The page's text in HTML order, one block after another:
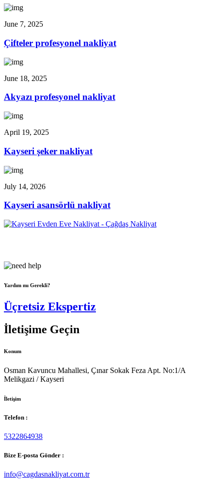
June 7, 2025
Çifteler profesyonel nakliyat
June 18, 2025
Akyazı profesyonel nakliyat
April 19, 2025
Kayseri şeker nakliyat
July 14, 2026
Kayseri asansörlü nakliyat
Yardım mı Gerekli?
Üçretsiz Ekspertiz
İletişime Geçin
Konum
Osman Kavuncu Mahallesi, Çınar Sokak Feza Apt. No:1/A
Melikgazi / Kayseri
İletişim
Telefon :
5322864938
Bize E-posta Gönder :
info@cagdasnakliyat.com.tr